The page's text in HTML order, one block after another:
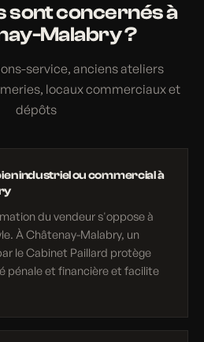
sont concernés à
Malabry ?
service, anciens ateliers
locaux commerciaux et
dépôts
industriel ou commercial à
du vendeur s'oppose à
À Châtenay-Malabry, un
le Cabinet Paillard protège
pénale et financière et facilite